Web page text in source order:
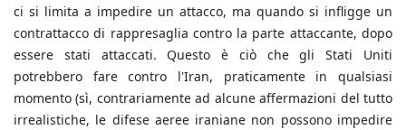
ci si limita a impedire un attacco, ma quando si infligge un
contrattacco di rappresaglia contro la parte attaccante, dopo
essere stati attaccati. Questo è ciò che gli Stati Uniti
potrebbero fare contro l'Iran, praticamente in qualsiasi
momento (sì, contrariamente ad alcune affermazioni del tutto
irrealistiche, le difese aeree iraniane non possono impedire